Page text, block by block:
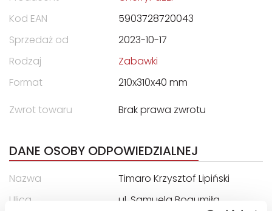
Kod EAN
5903728720043
Sprzedaż od
2023-10-17
Rodzaj
Zabawki
Format
210x310x40 mm
Zwrot towaru
Brak prawa zwrotu
DANE OSOBY ODPOWIEDZIALNEJ
Nazwa
Timaro Krzysztof Lipiński
Ulica
ul. Samuela Bogumiła